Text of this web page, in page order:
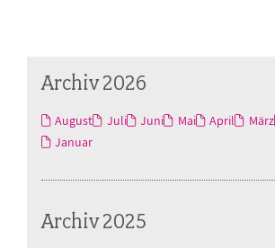
Archiv 2026
August Juli Juni Mai April März
Januar
Archiv 2025